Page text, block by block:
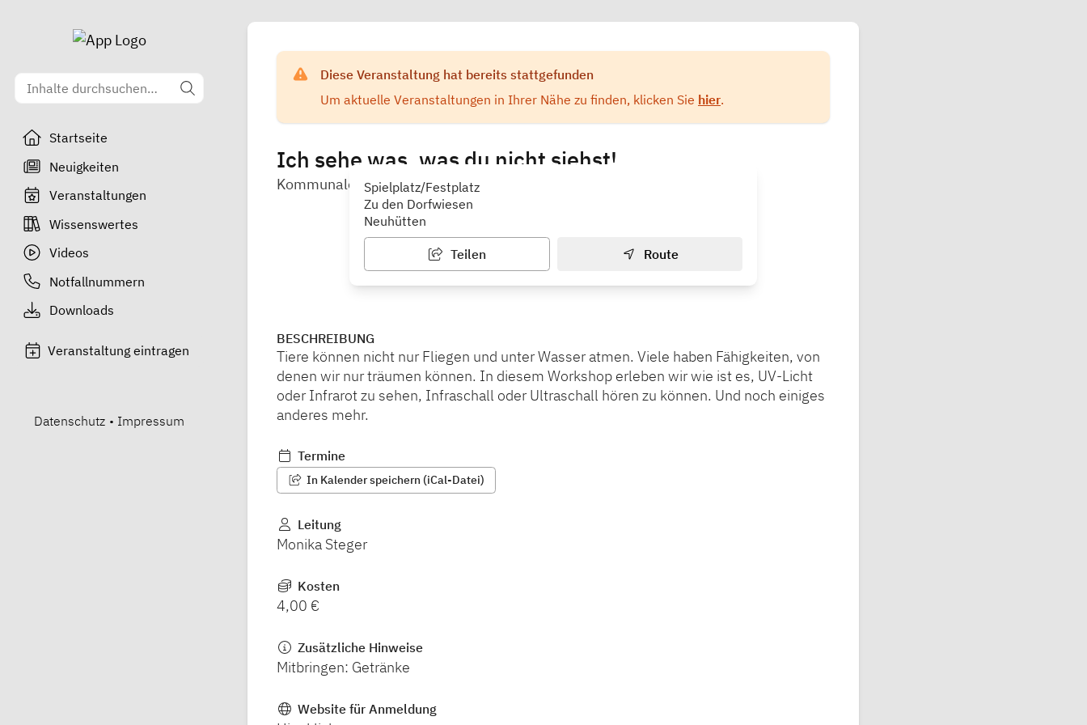
Startseite
Neuigkeiten
Veranstaltungen
Wissenswertes
Videos
Notfallnummern
Downloads
Veranstaltung eintragen
Datenschutz • Impressum
Diese Veranstaltung hat bereits stattgefunden
Um aktuelle Veranstaltungen in Ihrer Nähe zu finden, klicken Sie hier.
Ich sehe was, was du nicht siehst!
Kommunale Jugendarbeit Main Spessart
Spielplatz/Festplatz
Zu den Dorfwiesen
Neuhütten
Teilen Route
BESCHREIBUNG
Tiere können nicht nur Fliegen und unter Wasser atmen. Viele haben Fähigkeiten, von
denen wir nur träumen können. In diesem Workshop erleben wir wie ist es, UV-Licht
oder Infrarot zu sehen, Infraschall oder Ultraschall hören zu können. Und noch einiges
anderes mehr.
Termine
In Kalender speichern (iCal-Datei)
Leitung
Monika Steger
Kosten
4,00 €
Zusätzliche Hinweise
Mitbringen: Getränke
Website für Anmeldung